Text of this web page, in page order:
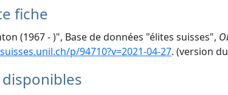
fiche
(1967 - )", Base de données "élites suisses",
p/94710?v=2021-04-27. (version